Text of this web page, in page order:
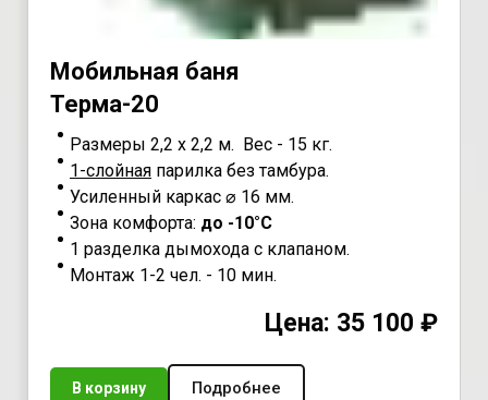
Мoбильная бaня
Teрма-20
Размеры 2,2 х 2,2 м. Вес - 15 кг.
1-слойная парилка без тамбура.
Усиленный каркас ⌀ 16 мм.
Зона комфорта: до -10°С
1 разделка дымохода с клапаном.
Монтаж 1-2 чел. - 10 мин.
Цена: 35 100 ₽
В корзину Подробнее